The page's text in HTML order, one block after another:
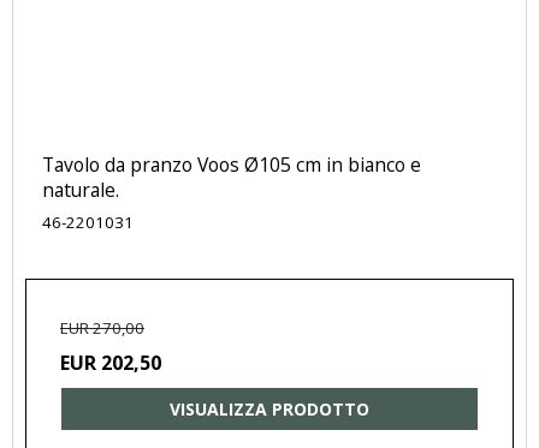
Tavolo da pranzo Voos Ø105 cm in bianco e
naturale.
46-2201031
EUR 270,00
EUR 202,50
VISUALIZZA PRODOTTO